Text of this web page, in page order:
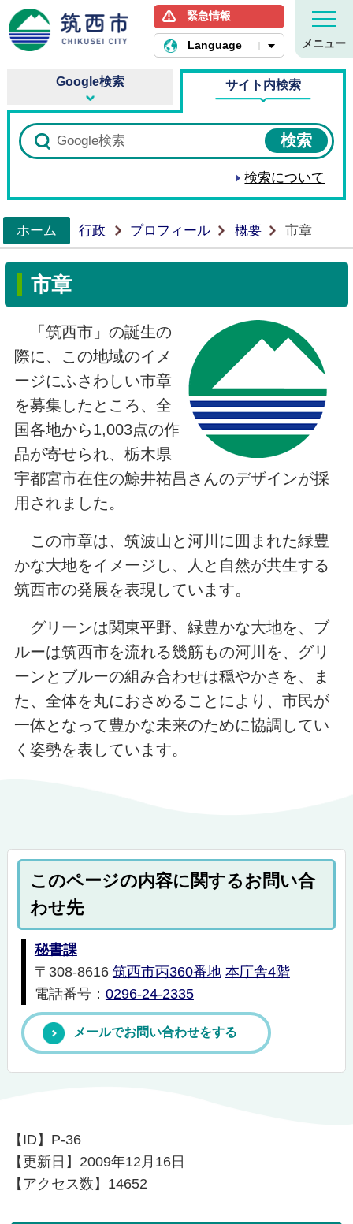
筑西市ホームページ
緊急情報
Language メニュー
Google検索 サイト内検索
検索について
ホーム
行政 プロフィール 概要 市章
市章
「筑西市」の誕生の
際に、この地域のイメ
ージにふさわしい市章
を募集したところ、全
国各地から1,003点の作
品が寄せられ、栃木県
宇都宮市在住の鯨井祐昌さんのデザインが採
用されました。
この市章は、筑波山と河川に囲まれた緑豊
かな大地をイメージし、人と自然が共生する
筑西市の発展を表現しています。
グリーンは関東平野、緑豊かな大地を、ブ
ルーは筑西市を流れる幾筋もの河川を、グリ
ーンとブルーの組み合わせは穏やかさを、ま
た、全体を丸におさめることにより、市民が
一体となって豊かな未来のために協調してい
く姿勢を表しています。
このページの内容に関するお問い合
わせ先
秘書課
〒308-8616 筑西市丙360番地 本庁舎4階
電話番号： 0296-24-2335
メールでお問い合わせをする
【ID】 P-36
【更新日】 2009年12月16日
【アクセス数】 14652